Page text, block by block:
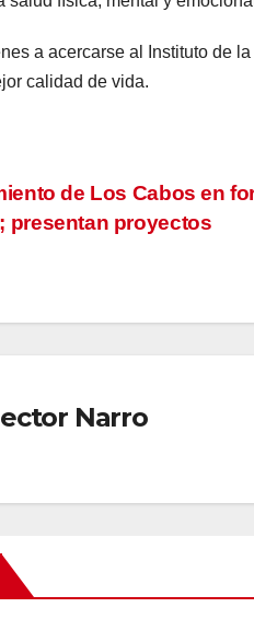
a acercarse al Instituto de
calidad de vida.
de Los Cabos en
presentan proyectos
Narro